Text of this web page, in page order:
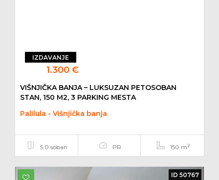
IZDAVANJE
1.300 €
VIŠNJIČKA BANJA – LUKSUZAN PETOSOBAN
STAN, 150 M2, 3 PARKING MESTA
Palilula - Višnjička banja
5.0 soban PR 150 m2
ID 50767